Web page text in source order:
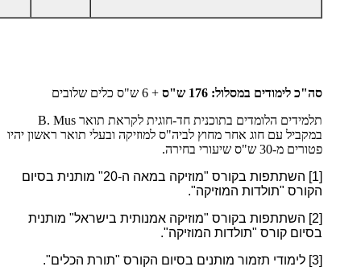
סה"כ לימודים במסלול: 176 ש"ס
+ 6 ש"ס כלים שלובים
תלמידים הלומדים בתוכנית חד-חוגית לקראת תואר B. Mus
במקביל עם חוג אחר מחוץ לביה"ס למוזיקה ובעלי תואר ראשון יהיו
פטורים מ-30 ש"ס שיעורי בחירה.
[1]
השתתפות בקורס "מוזיקה במאה ה-20" מותנית בסיום
הקורס "תולדות המוזיקה".
[2]
השתתפות בקורס "מוזיקה אמנותית בישראל" מותנית
בסיום קורס "תולדות המוזיקה".
[3]
לימודי תזמור מותנים בסיום הקורס "תורת הכלים".